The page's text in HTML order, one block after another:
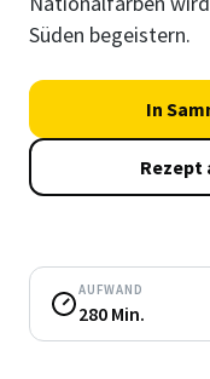
Süden begeistern.
In
Rezept
AUFWAND
280 Min.